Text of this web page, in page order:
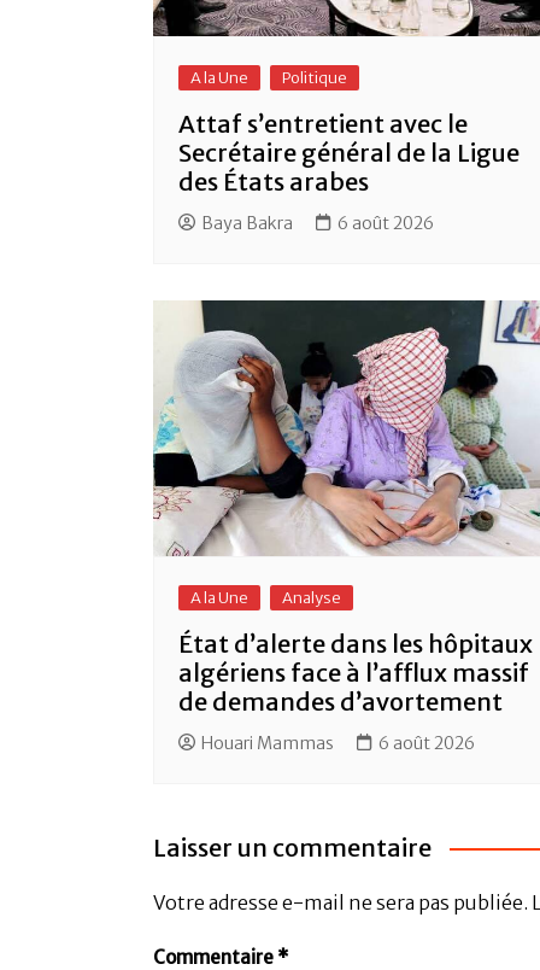
A la Une Politique
Attaf s’entretient avec le
Secrétaire général de la Ligue
des États arabes
Baya Bakra 6 août 2026
A la Une Analyse
État d’alerte dans les hôpitaux
algériens face à l’afflux massif
de demandes d’avortement
Houari Mammas 6 août 2026
Laisser un commentaire
Votre adresse e-mail ne sera pas publiée.
Commentaire *